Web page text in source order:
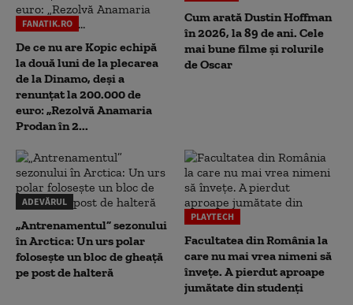
FANATIK.RO
De ce nu are Kopic echipă
la două luni de la plecarea
de la Dinamo, deși a
renunțat la 200.000 de
euro: „Rezolvă Anamaria
Prodan în 2...
Cum arată Dustin Hoffman
în 2026, la 89 de ani. Cele
mai bune filme și rolurile
de Oscar
ADEVĂRUL
„Antrenamentul” sezonului
în Arctica: Un urs polar
folosește un bloc de gheață
pe post de halteră
PLAYTECH
Facultatea din România la
care nu mai vrea nimeni să
înveţe. A pierdut aproape
jumătate din studenţi